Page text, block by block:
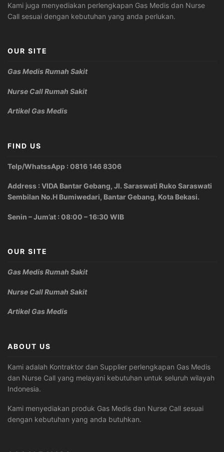
Kami juga menyediakan perlengkapan Gas Medis dan Nurse
Call sesuai dengan kebutuhan yang anda perlukan.
OUR SITE
Gas Medis Rumah Sakit
Nurse Call Rumah Sakit
Artikel Gas Medis
FIND US
Telp/WhatssApp : 0816 146 8306
Address : VIDA Bantar Gebang, Jl. Saraswati Ruko Saraswati
Sembilan No.H Bumiwedari, Bantar Gebang, Kota Bekasi.
Senin – Jum’at : 08:00 – 16:30 WIB
OUR SITE
Gas Medis Rumah Sakit
Nurse Call Rumah Sakit
Artikel Gas Medis
ABOUT US
Kami adalah Kontraktor dan Supplier perlengkapan Gas Medis
dan Nurse Call yang melayani kebutuhan untuk seluruh wilayah
Indonesia.
Kami menyediakan produk Gas Medis dan Nurse Call sesuai
dengan kebutuhan yang anda butuhkan.